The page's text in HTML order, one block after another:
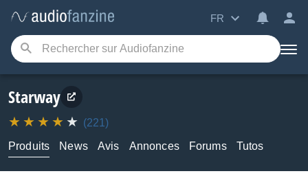
FR
Starway
(221)
Produits
News Avis Annonces Forums Tutos